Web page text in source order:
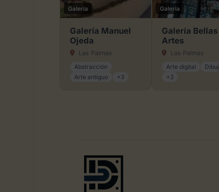
Galería
Galería Manuel
Ojeda
Las Palmas
Abstracción
Arte antiguo
+3
Galería
Galería Bellas
Artes
Las Palmas
Arte digital
+3